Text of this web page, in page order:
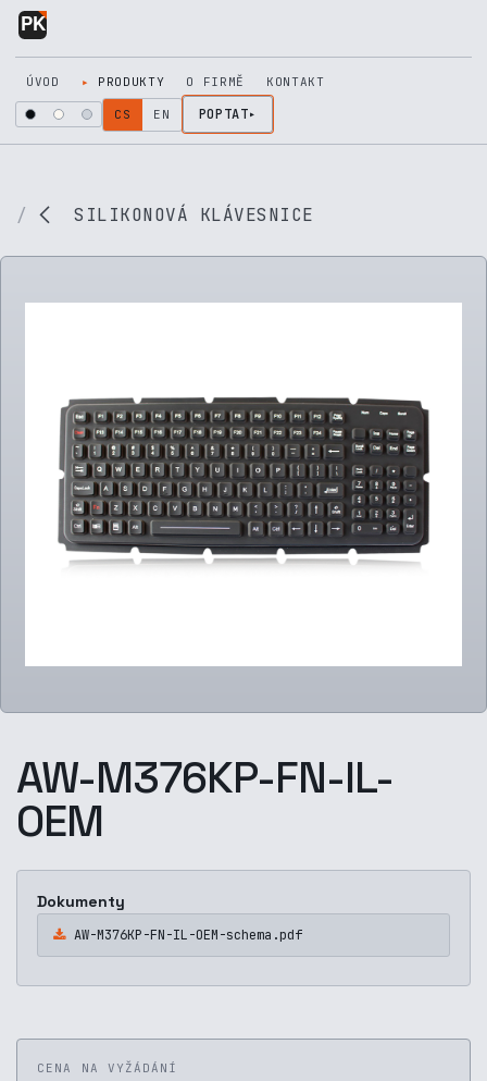
Přejít na obsah
ÚVOD PRODUKTY O FIRMĚ KONTAKT
CS EN POPTAT
SILIKONOVÁ KLÁVESNICE
AW-M376KP-FN-IL-
OEM
Dokumenty
AW-M376KP-FN-IL-OEM-schema.pdf
CENA NA VYŽÁDÁNÍ